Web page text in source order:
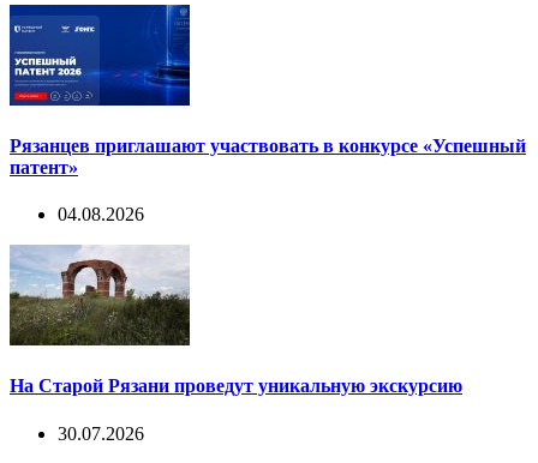
Рязанцев приглашают участвовать в конкурсе «Успешный
патент»
04.08.2026
На Старой Рязани проведут уникальную экскурсию
30.07.2026